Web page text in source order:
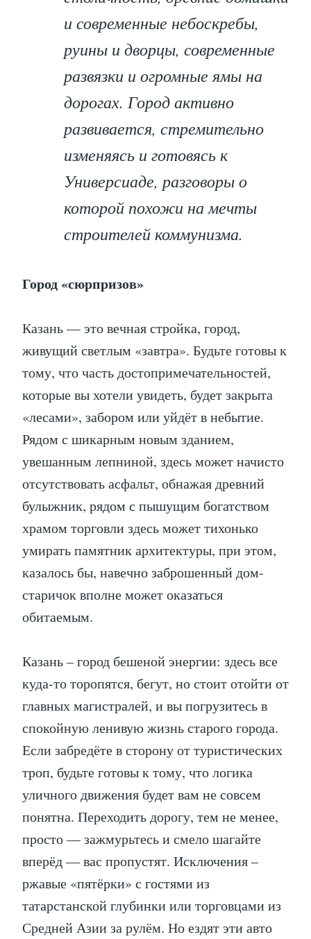
и современные небоскребы,
руины и дворцы, современные
развязки и огромные ямы на
дорогах. Город активно
развивается, стремительно
изменяясь и готовясь к
Универсиаде, разговоры о
которой похожи на мечты
строителей коммунизма.
Город «сюрпризов»
Казань — это вечная стройка, город,
живущий светлым «завтра». Будьте готовы к
тому, что часть достопримечательностей,
которые вы хотели увидеть, будет закрыта
«лесами», забором или уйдёт в небытие.
Рядом с шикарным новым зданием,
увешанным лепниной, здесь может начисто
отсутствовать асфальт, обнажая древний
булыжник, рядом с пышущим богатством
храмом торговли здесь может тихонько
умирать памятник архитектуры, при этом,
казалось бы, навечно заброшенный дом-
старичок вполне может оказаться
обитаемым.
Казань – город бешеной энергии: здесь все
куда-то торопятся, бегут, но стоит отойти от
главных магистралей, и вы погрузитесь в
спокойную ленивую жизнь старого города.
Если забредёте в сторону от туристических
троп, будьте готовы к тому, что логика
уличного движения будет вам не совсем
понятна. Переходить дорогу, тем не менее,
просто — зажмурьтесь и смело шагайте
вперёд — вас пропустят. Исключения –
ржавые «пятёрки» с гостями из
татарстанской глубинки или торговцами из
Средней Азии за рулём. Но ездят эти авто